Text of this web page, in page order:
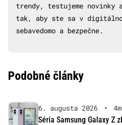
trendy, testujeme novinky
tak, aby ste sa v
sebavedomo a bezpečne.
Podobné články
6. augusta 2026 •
4m
Séria Samsung Galaxy Z